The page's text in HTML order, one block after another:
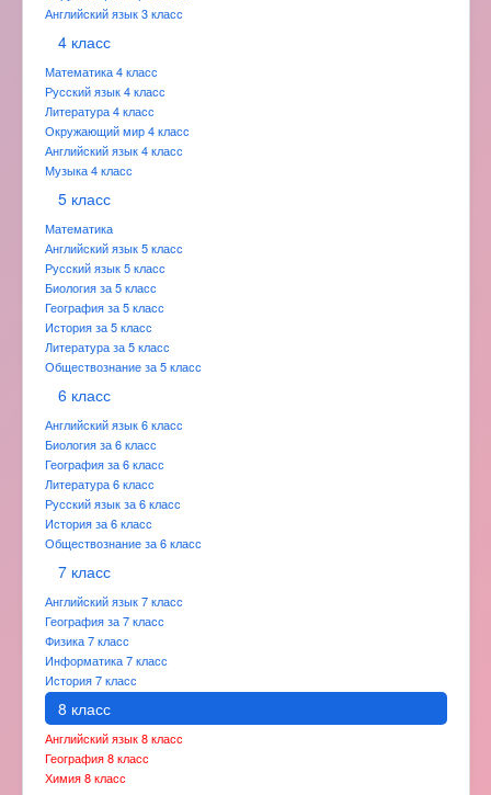
Английский язык 3 класс
4 класс
Математика 4 класс
Русский язык 4 класс
Литература 4 класс
Окружающий мир 4 класс
Английский язык 4 класс
Музыка 4 класс
5 класс
Математика
Английский язык 5 класс
Русский язык 5 класс
Биология за 5 класс
География за 5 класс
История за 5 класс
Литература за 5 класс
Обществознание за 5 класс
6 класс
Английский язык 6 класс
Биология за 6 класс
География за 6 класс
Литература 6 класс
Русский язык за 6 класс
История за 6 класс
Обществознание за 6 класс
7 класс
Английский язык 7 класс
География за 7 класс
Физика 7 класс
Информатика 7 класс
История 7 класс
8 класс
Английский язык 8 класс
География 8 класс
Химия 8 класс